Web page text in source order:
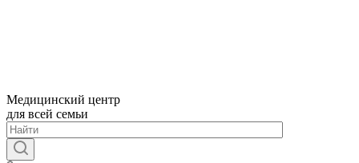
Медицинский центр
для всей семьи